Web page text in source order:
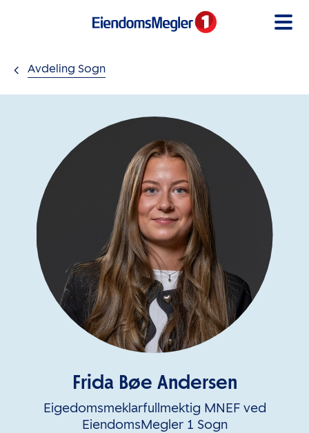
Avdeling Sogn
Frida Bøe Andersen
Eigedomsmeklarfullmektig MNEF ved
EiendomsMegler 1 Sogn